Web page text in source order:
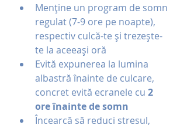
Menține un program de somn
regulat (7-9 ore pe noapte),
respectiv culcă-te și trezește-
te la aceeași oră
Evită expunerea la lumina
albastră înainte de culcare,
concret evită ecranele cu 2
ore înainte de somn
Încearcă să reduci stresul,